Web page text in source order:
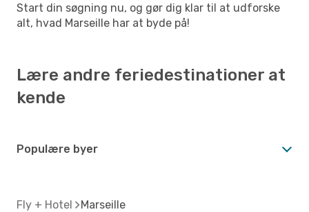
Start din søgning nu, og gør dig klar til at udforske
alt, hvad Marseille har at byde på!
Lære andre feriedestinationer at
kende
Populære byer
Fly + Hotel Marseille